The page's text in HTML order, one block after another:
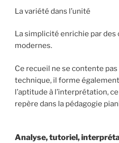
La variété dans l’unité
La simplicité enrichie par
modernes.
Ce recueil ne se contente
technique, il forme
l’aptitude à l’interprétation,
repère dans la pédagogie
Analyse, tutoriel,